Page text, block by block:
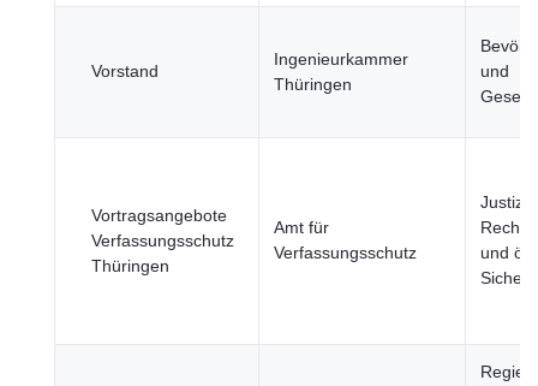
Vorstand
Ingenieurkammer
Thüringen
und
Vortragsangebote
Verfassungsschutz
Thüringen
Amt für
Verfassungsschutz
Justiz,
und